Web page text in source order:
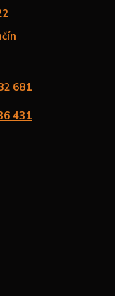
681
431